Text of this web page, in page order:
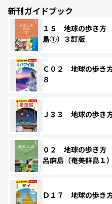
新刊ガイドブック
１５ 地球の歩き
島①）３訂版
Ｃ０２ 地球の歩き
８
Ｊ３３ 地球の歩き
０２ 地球の歩き
呂麻島（奄美群島
Ｄ１７ 地球の歩き